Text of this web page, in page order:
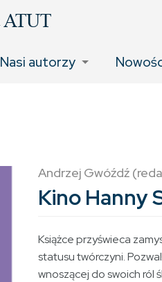
Nasi autorzy
Andrzej Gwóźdź
Kino Hanny
Książce przyświeca
statusu twórczyni.
wnoszącej do swoich ról